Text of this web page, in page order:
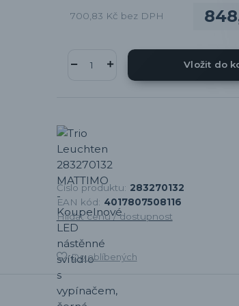
700,83 Kč bez DPH
Vložit do
Číslo produktu: 283270132
EAN kód: 4017807508116
Hlídat cenu / dostupnost
Do oblíbených